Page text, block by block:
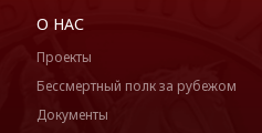
О НАС
Проекты
Бессмертный полк за рубежом
Документы